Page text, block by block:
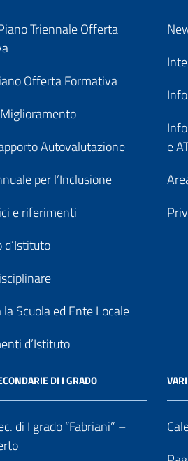
Triennale Offerta
Offerta Formativa
Autovalutazione
per l’Inclusione
e riferimenti
d’Istituto
Scuola ed Ente Locale
d’Istituto
e
DI I GRADO
di I grado “Fabriani” –